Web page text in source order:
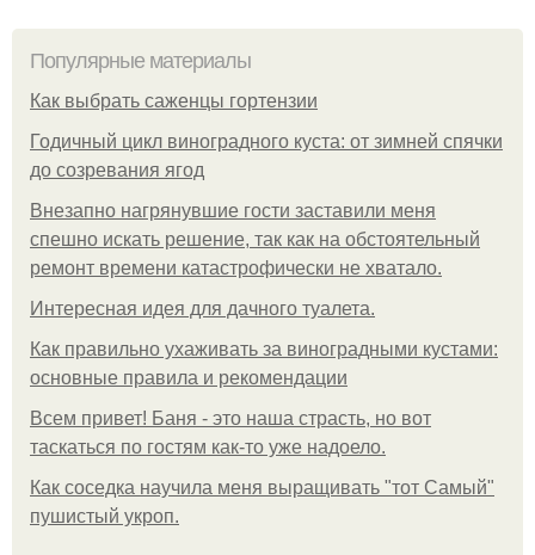
Популярные материалы
Как выбрать саженцы гортензии
Годичный цикл виноградного куста: от зимней спячки
до созревания ягод
Внезапно нагрянувшие гости заставили меня
спешно искать решение, так как на обстоятельный
ремонт времени катастрофически не хватало.
Интересная идея для дачного туалета.
Как правильно ухаживать за виноградными кустами:
основные правила и рекомендации
Всем привет! Баня - это наша страсть, но вот
таскаться по гостям как-то уже надоело.
Как соседка научила меня выращивать "тот Самый"
пушистый укроп.